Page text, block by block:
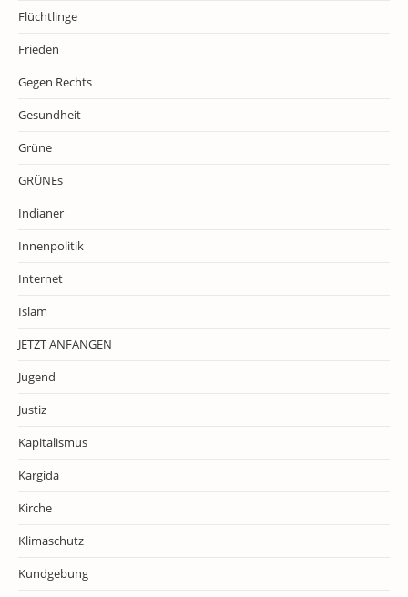
Flüchtlinge
Frieden
Gegen Rechts
Gesundheit
Grüne
GRÜNEs
Indianer
Innenpolitik
Internet
Islam
JETZT ANFANGEN
Jugend
Justiz
Kapitalismus
Kargida
Kirche
Klimaschutz
Kundgebung